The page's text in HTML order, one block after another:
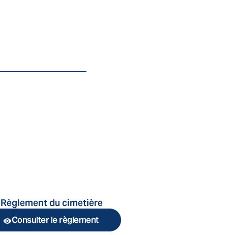
Règlement du cimetière
Consulter le règlement